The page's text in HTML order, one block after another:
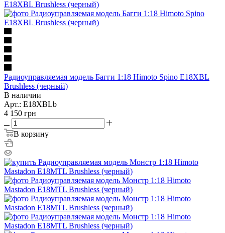
Радиоуправляемая модель Багги 1:18 Himoto Spino E18XBL
Brushless (черный)
В наличии
Арт.: E18XBLb
4 150 грн
В корзину